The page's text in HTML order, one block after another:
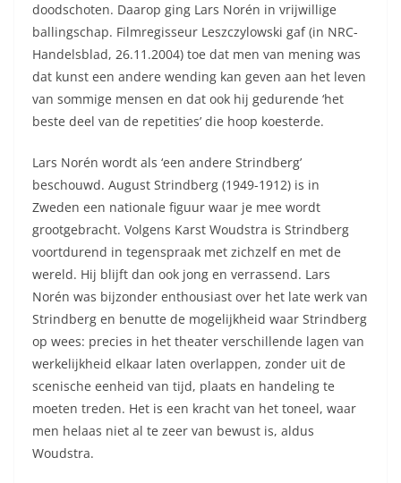
doodschoten. Daarop ging Lars Norén in vrijwillige
ballingschap. Filmregisseur Leszczylowski gaf (in NRC-
Handelsblad, 26.11.2004) toe dat men van mening was
dat kunst een andere wending kan geven aan het leven
van sommige mensen en dat ook hij gedurende ‘het
beste deel van de repetities’ die hoop koesterde.
Lars Norén wordt als ‘een andere Strindberg’
beschouwd. August Strindberg (1949-1912) is in
Zweden een nationale figuur waar je mee wordt
grootgebracht. Volgens Karst Woudstra is Strindberg
voortdurend in tegenspraak met zichzelf en met de
wereld. Hij blijft dan ook jong en verrassend. Lars
Norén was bijzonder enthousiast over het late werk van
Strindberg en benutte de mogelijkheid waar Strindberg
op wees: precies in het theater verschillende lagen van
werkelijkheid elkaar laten overlappen, zonder uit de
scenische eenheid van tijd, plaats en handeling te
moeten treden. Het is een kracht van het toneel, waar
men helaas niet al te zeer van bewust is, aldus
Woudstra.